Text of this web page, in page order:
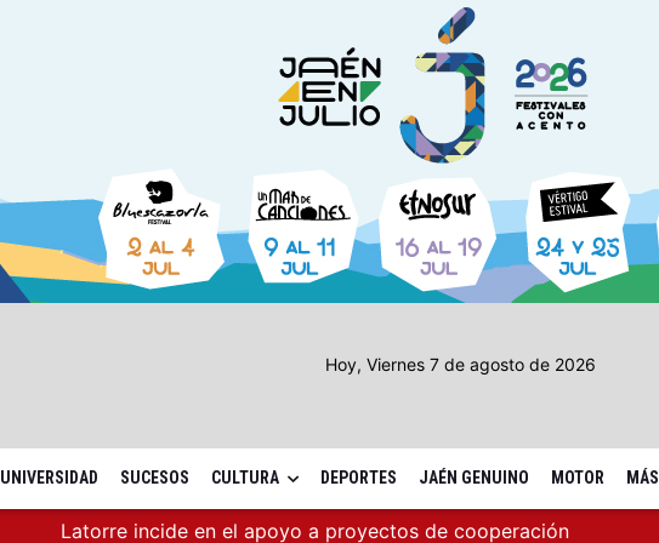
Hoy, Viernes 7 de agosto de 2026
UNIVERSIDAD SUCESOS CULTURA DEPORTES JAÉN GENUINO MOTOR MÁS
Latorre incide en el apoyo a proyectos de cooperación